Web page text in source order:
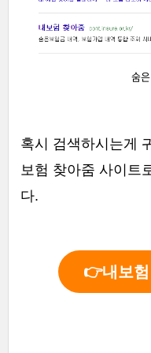
숨
혹시 검색하시는게
보험 찾아줌 사이트
다.
👉내보험